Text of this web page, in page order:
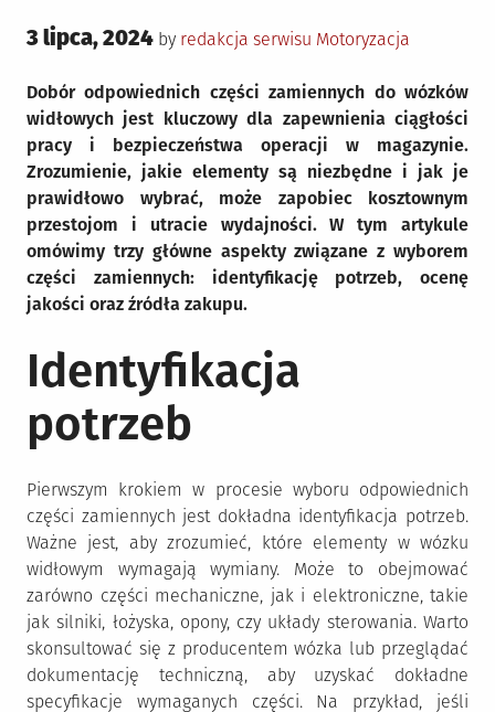
Posted
3 lipca, 2024 by redakcja serwisu Posted
Motoryzacja
Dobór odpowiednich części zamiennych do wózków
widłowych jest kluczowy dla zapewnienia ciągłości
pracy i bezpieczeństwa operacji w magazynie.
Zrozumienie, jakie elementy są niezbędne i jak je
prawidłowo wybrać, może zapobiec kosztownym
przestojom i utracie wydajności. W tym artykule
omówimy trzy główne aspekty związane z wyborem
części zamiennych: identyfikację potrzeb, ocenę
jakości oraz źródła zakupu.
Identyfikacja
potrzeb
Pierwszym krokiem w procesie wyboru odpowiednich
części zamiennych jest dokładna identyfikacja potrzeb.
Ważne jest, aby zrozumieć, które elementy w wózku
widłowym wymagają wymiany. Może to obejmować
zarówno części mechaniczne, jak i elektroniczne, takie
jak silniki, łożyska, opony, czy układy sterowania. Warto
skonsultować się z producentem wózka lub przeglądać
dokumentację techniczną, aby uzyskać dokładne
specyfikacje wymaganych części. Na przykład, jeśli